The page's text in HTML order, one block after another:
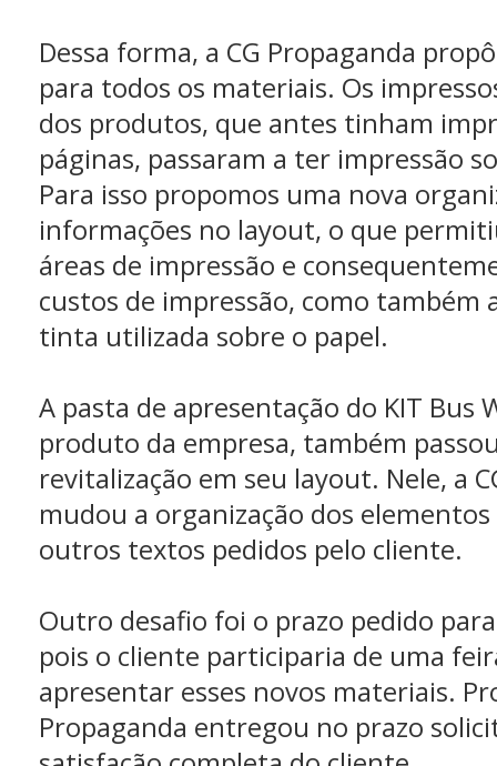
Dessa forma, a CG Propaganda
para todos os materiais. Os
dos produtos, que antes tinham
páginas, passaram a ter impressão
Para isso propomos uma nova
informações no layout, o que
áreas de impressão e
custos de impressão, como também
tinta utilizada sobre o papel.
A pasta de apresentação do KIT Bus
produto da empresa, também
revitalização em seu layout. Nele, a
mudou a organização dos
outros textos pedidos pelo cliente.
Outro desafio foi o prazo pedido
pois o cliente participaria de uma
apresentar esses novos materiais.
Propaganda entregou no prazo